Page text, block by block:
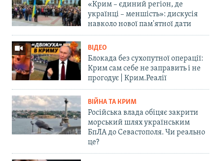
«Крим – єдиний регіон, де
українці – меншість»: дискусія
навколо нової пам'ятної дати
ВІДЕО
Блокада без сухопутної операції:
Крим сам себе не заправить і не
прогодує | Крим.Реалії
ВІЙНА ТА КРИМ
Російська влада обіцяє закрити
морський шлях українським
БпЛА до Севастополя. Чи реально
це?